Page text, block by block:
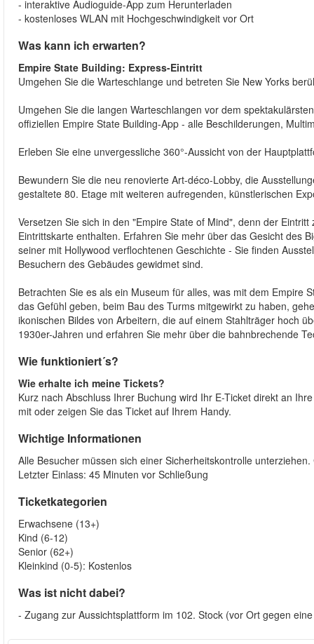
- interaktive Audioguide-App zum Herunterladen
- kostenloses WLAN mit Hochgeschwindigkeit vor Ort
Was kann ich erwarten?
Empire State Building: Express-Eintritt
Umgehen Sie die Warteschlange und betreten Sie New Yorks
Umgehen Sie die langen Warteschlangen vor dem
offiziellen Empire State Building-App - alle Beschilderungen,
Erleben Sie eine unvergessliche 360°-Aussicht von der
Bewundern Sie die neu renovierte Art-déco-Lobby, die
gestaltete 80. Etage mit weiteren aufregenden, künstlerischen
Versetzen Sie sich in den "Empire State of Mind", denn der
Eintrittskarte enthalten. Erfahren Sie mehr über das Gesicht des
seiner mit Hollywood verflochtenen Geschichte - Sie finden
Besuchern des Gebäudes gewidmet sind.
Betrachten Sie es als ein Museum für alles, was mit dem Empire
das Gefühl geben, beim Bau des Turms mitgewirkt zu haben,
ikonischen Bildes von Arbeitern, die auf einem Stahlträger hoch
1930er-Jahren und erfahren Sie mehr über die bahnbrechende
Wie funktioniert´s?
Wie erhalte ich meine Tickets?
Kurz nach Abschluss Ihrer Buchung wird Ihr E-Ticket direkt an
mit oder zeigen Sie das Ticket auf Ihrem Handy.
Wichtige Informationen
Alle Besucher müssen sich einer Sicherheitskontrolle
Letzter Einlass: 45 Minuten vor Schließung
Ticketkategorien
Erwachsene (13+)
Kind (6-12)
Senior (62+)
Kleinkind (0-5): Kostenlos
Was ist nicht dabei?
- Zugang zur Aussichtsplattform im 102. Stock (vor Ort gegen